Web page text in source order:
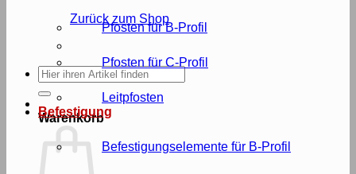
Zurück zum Shop
Suche
nach:
Warenkorb
Pfosten für B-Profil
Pfosten für C-Profil
Leitpfosten
Befestigung
Befestigungselemente für B-Profil